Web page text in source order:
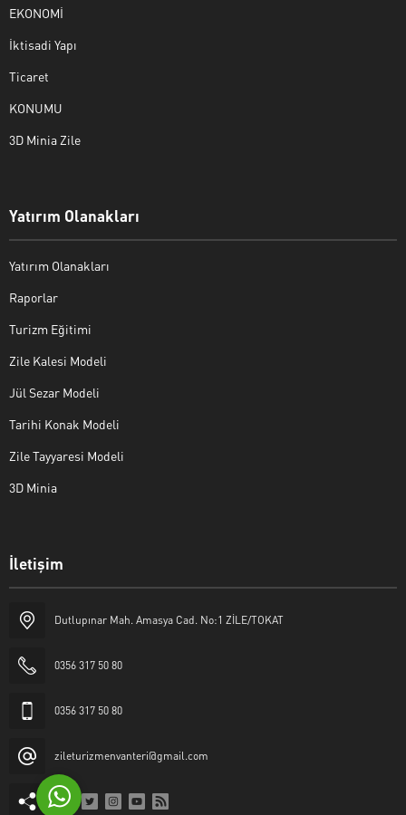
EKONOMİ
İktisadi Yapı
Ticaret
KONUMU
3D Minia Zile
Yatırım Olanakları
Yatırım Olanakları
Raporlar
Turizm Eğitimi
Zile Kalesi Modeli
Jül Sezar Modeli
Tarihi Konak Modeli
Zile Tayyaresi Modeli
3D Minia
İletişim
Dutlupınar Mah. Amasya Cad. No:1 ZİLE/TOKAT
0356 317 50 80
0356 317 50 80
zileturizmenvanteri@gmail.com